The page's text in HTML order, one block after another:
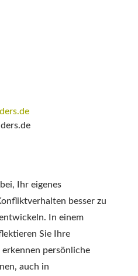
Ihr eigenes
besser zu
In einem
Sie Ihre
persönliche
auch in